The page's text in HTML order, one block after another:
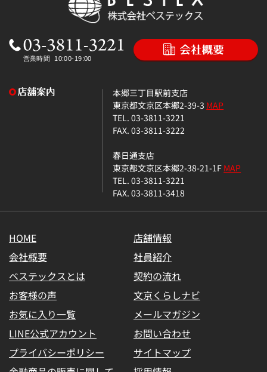
本郷三丁目駅前支店
東京都文京区本郷2-39-3 MAP
TEL. 03-3811-3221
FAX. 03-3811-3222
春日通支店
東京都文京区本郷2-38-21-1FMAP
TEL. 03-3811-3221
FAX. 03-3811-3418
HOME
店舗情報
会社概要
社員紹介
ベステックスとは
契約の流れ
お客様の声
文京くらしナビ
お気に入り一覧
メールマガジン
LINE公式アカウント
お問い合わせ
プライバシーポリシー
サイトマップ